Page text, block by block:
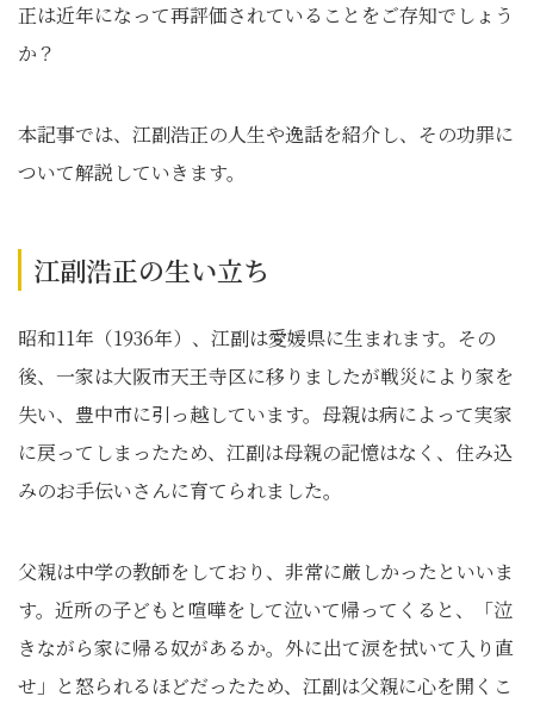
正は近年になって再評価されていることをご存知でしょう
か？
本記事では、江副浩正の人生や逸話を紹介し、その功罪に
ついて解説していきます。
江副浩正の生い立ち
昭和11年（1936年）、江副は愛媛県に生まれます。その
後、一家は大阪市天王寺区に移りましたが戦災により家を
失い、豊中市に引っ越しています。母親は病によって実家
に戻ってしまったため、江副は母親の記憶はなく、住み込
みのお手伝いさんに育てられました。
父親は中学の教師をしており、非常に厳しかったといいま
す。近所の子どもと喧嘩をして泣いて帰ってくると、「泣
きながら家に帰る奴があるか。外に出て涙を拭いて入り直
せ」と怒られるほどだったため、江副は父親に心を開くこ